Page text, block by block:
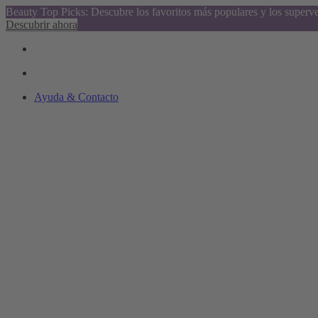
Beauty Top Picks: Descubre los favoritos más populares y los
Descubrir ahora
Ayuda & Contacto